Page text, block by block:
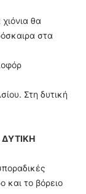
θα
στα
Στη δυτική
ΔΥΤΙΚΗ
και το βόρειο